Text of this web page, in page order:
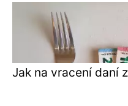
Jak na vracení daní